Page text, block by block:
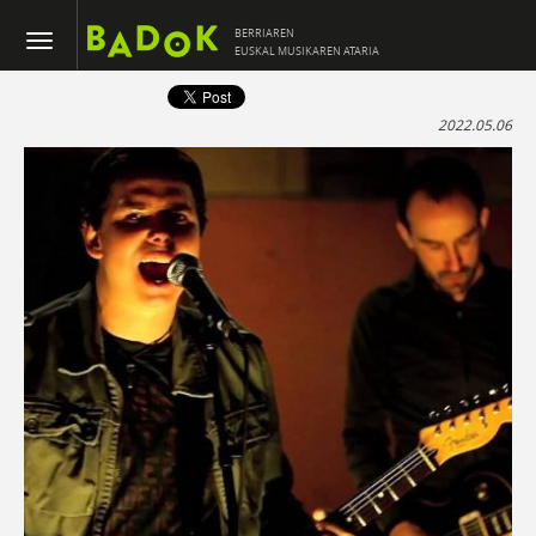
BERRIAREN
EUSKAL MUSIKAREN ATARIA
2022.05.06